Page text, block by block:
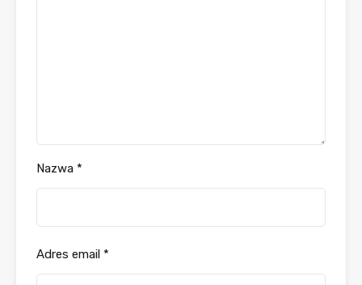
Nazwa *
Adres email *